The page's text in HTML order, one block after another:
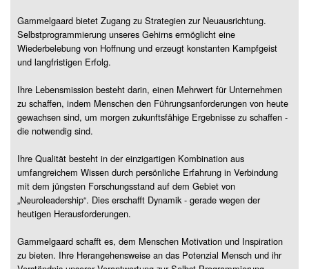
Gammelgaard bietet Zugang zu Strategien zur Neuausrichtung.
Selbstprogrammierung unseres Gehirns ermöglicht eine
Wiederbelebung von Hoffnung und erzeugt konstanten Kampfgeist
und langfristigen Erfolg.
Ihre Lebensmission besteht darin, einen Mehrwert für Unternehmen
zu schaffen, indem Menschen den Führungsanforderungen von heute
gewachsen sind, um morgen zukunftsfähige Ergebnisse zu schaffen -
die notwendig sind.
Ihre Qualität besteht in der einzigartigen Kombination aus
umfangreichem Wissen durch persönliche Erfahrung in Verbindung
mit dem jüngsten Forschungsstand auf dem Gebiet von
„Neuroleadership“. Dies erschafft Dynamik - gerade wegen der
heutigen Herausforderungen.
Gammelgaard schafft es, dem Menschen Motivation und Inspiration
zu bieten. Ihre Herangehensweise an das Potenzial Mensch und ihr